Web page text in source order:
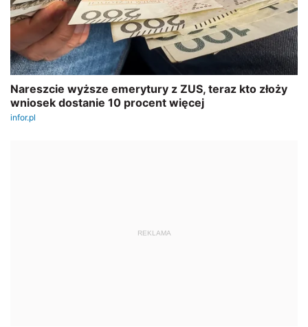
REKLAMA